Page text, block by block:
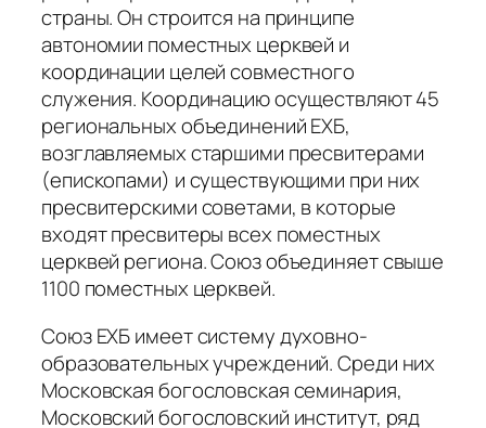
страны. Он строится на принципе
автономии поместных церквей и
координации целей совместного
служения. Координацию осуществляют 45
региональных объединений ЕХБ,
возглавляемых старшими пресвитерами
(епископами) и существующими при них
пресвитерскими советами, в которые
входят пресвитеры всех поместных
церквей региона. Союз объединяет свыше
1100 поместных церквей.
Союз ЕХБ имеет систему духовно-
образовательных учреждений. Среди них
Московская богословская семинария,
Московский богословский институт, ряд